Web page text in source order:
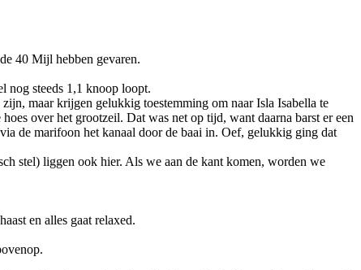
40 Mijl hebben gevaren.
nog steeds 1,1 knoop loopt.
maar krijgen gelukkig toestemming om naar Isla Isabella te
over het grootzeil. Dat was net op tijd, want daarna barst er een
de marifoon het kanaal door de baai in. Oef, gelukkig ging dat
stel) liggen ook hier. Als we aan de kant komen, worden we
en alles gaat relaxed.